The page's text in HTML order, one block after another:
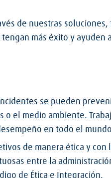
de nuestras
más éxito y ayuden
se pueden
o el medio ambiente.
en todo el
de manera ética y con
entre la
de Ética e Integración.